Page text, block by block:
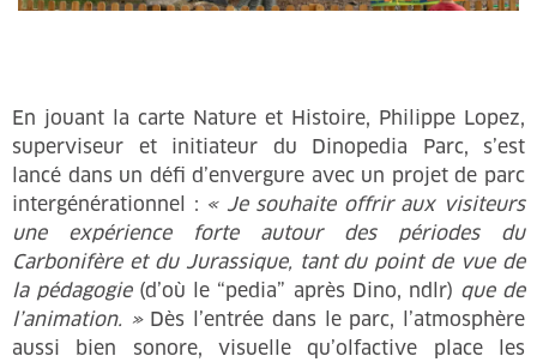
En jouant la carte Nature et Histoire, Philippe Lopez,
superviseur et initiateur du Dinopedia Parc, s’est
lancé dans un défi d’envergure avec un projet de parc
intergénérationnel : « Je souhaite offrir aux visiteurs
une expérience forte autour des périodes du
Carbonifère et du Jurassique, tant du point de vue de
la pédagogie(d’où le “pedia” après Dino, ndlr) que de
l’animation. »Dès l’entrée dans le parc, l’atmosphère
aussi bien sonore, visuelle qu’olfactive place les